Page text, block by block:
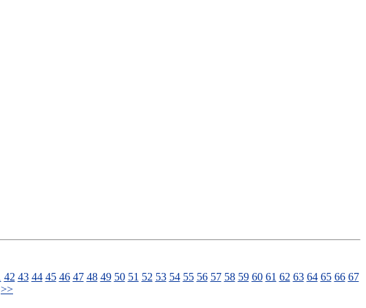
42 43 44 45 46 47 48 49 50 51 52 53 54 55 56 57 58 59 60 61 62 63 64 65 66 67
>>